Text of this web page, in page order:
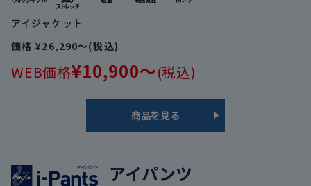
アイジャケット
価格 ¥26,290～(税込)
WEB価格¥10,900～(税込)
商品を見る
アイパンツ